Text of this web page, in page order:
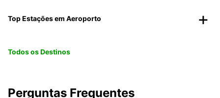
Top Estações em Aeroporto
Todos os Destinos
Perguntas Frequentes